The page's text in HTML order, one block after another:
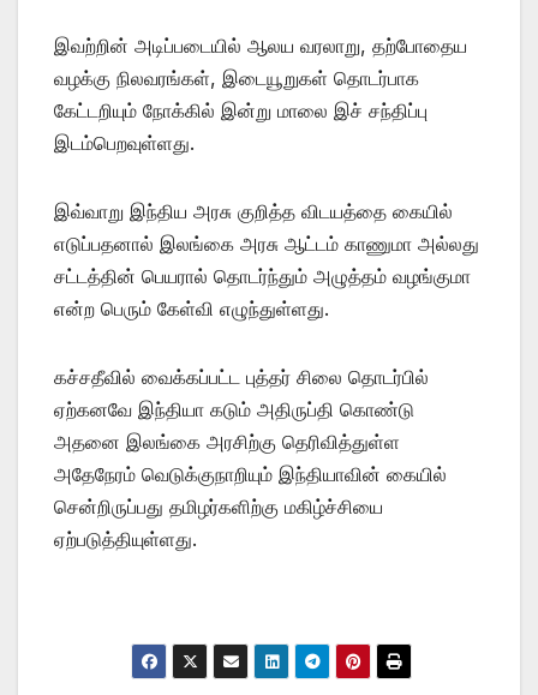
இவற்றின் அடிப்படையில் ஆலய வரலாறு, தற்போதைய
வழக்கு நிலவரங்கள், இடையூறுகள் தொடர்பாக
கேட்டறியும் நோக்கில் இன்று மாலை இச் சந்திப்பு
இடம்பெறவுள்ளது.
இவ்வாறு இந்திய அரசு குறித்த விடயத்தை கையில்
எடுப்பதனால் இலங்கை அரசு ஆட்டம் காணுமா அல்லது
சட்டத்தின் பெயரால் தொடர்ந்தும் அழுத்தம் வழங்குமா
என்ற பெரும் கேள்வி எழுந்துள்ளது.
கச்சதீவில் வைக்கப்பட்ட புத்தர் சிலை தொடர்பில்
ஏற்கனவே இந்தியா கடும் அதிருப்தி கொண்டு
அதனை இலங்கை அரசிற்கு தெரிவித்துள்ள
அதேநேரம் வெடுக்குநாறியும் இந்தியாவின் கையில்
சென்றிருப்பது தமிழர்களிற்கு மகிழ்ச்சியை
ஏற்படுத்தியுள்ளது.